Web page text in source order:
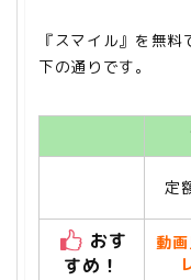
『スマイル』を無
下の通りです。
定
おす
すめ！
動